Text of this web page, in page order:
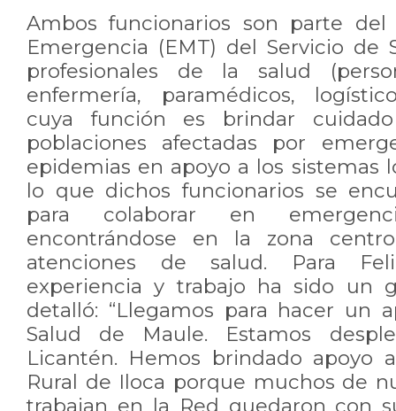
Ambos funcionarios son parte
Emergencia (EMT) del Servicio de
profesionales de la salud
enfermería, paramédicos,
cuya función es brindar
poblaciones afectadas por
epidemias en apoyo a los sistemas
lo que dichos funcionarios se
para colaborar en
encontrándose en la zona
atenciones de salud. Para
experiencia y trabajo ha sido un
detalló: “Llegamos para hacer un
Salud de Maule. Estamos
Licantén. Hemos brindado apoyo
Rural de Iloca porque muchos de
trabajan en la Red quedaron con